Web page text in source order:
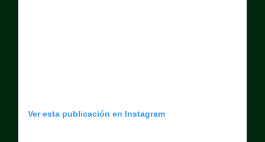
Ver esta publicación en Instagram